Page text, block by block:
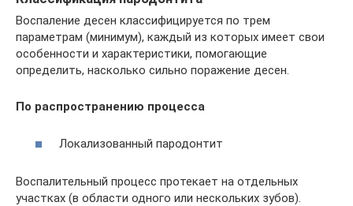
Воспаление десен классифицируется по трем
параметрам (минимум), каждый из которых имеет свои
особенности и характеристики, помогающие
определить, насколько сильно поражение десен.
По распространению процесса
Локализованный пародонтит
Воспалительный процесс протекает на отдельных
участках (в области одного или нескольких зубов).